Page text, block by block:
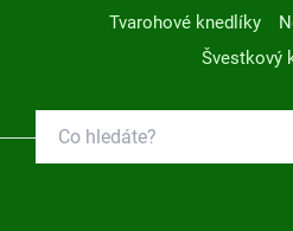
Tvarohové knedlíky
Švestkový